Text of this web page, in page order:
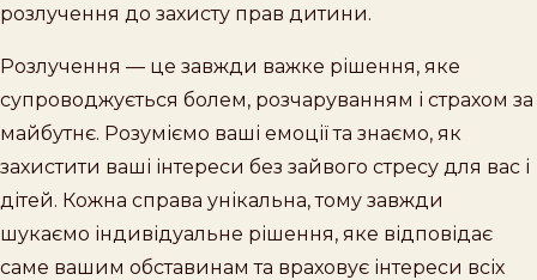
розлучення до захисту прав дитини.
Розлучення — це завжди важке рішення, яке
супроводжується болем, розчаруванням і страхом за
майбутнє. Розуміємо ваші емоції та знаємо, як
захистити ваші інтереси без зайвого стресу для вас і
дітей. Кожна справа унікальна, тому завжди
шукаємо індивідуальне рішення, яке відповідає
саме вашим обставинам та враховує інтереси всіх